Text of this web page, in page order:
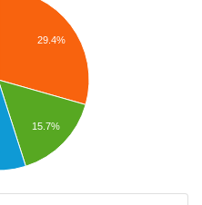
29.4%
15.7%